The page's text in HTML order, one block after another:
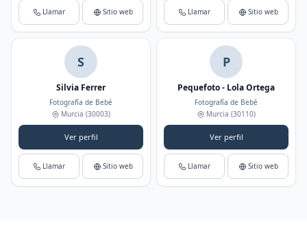
Llamar Sitio web Llamar Sitio web
S
Silvia Ferrer
Fotografía de Bebé
Murcia (30003)
Ver perfil
Llamar Sitio web
P
Pequefoto - Lola Ortega
Fotografía de Bebé
Murcia (30110)
Ver perfil
Llamar Sitio web